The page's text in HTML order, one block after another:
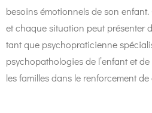
besoins émotionnels de son
et chaque situation peut présenter
tant que psychopraticienne
psychopathologies de l’enfant et
les familles dans le renforcement